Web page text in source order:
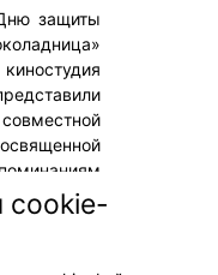
защиты
также
датам –
и
cookie-